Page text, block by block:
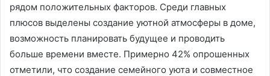
рядом положительных факторов. Среди главных
плюсов выделены создание уютной атмосферы в доме,
возможность планировать будущее и проводить
больше времени вместе. Примерно 42% опрошенных
отметили, что создание семейного уюта и совместное